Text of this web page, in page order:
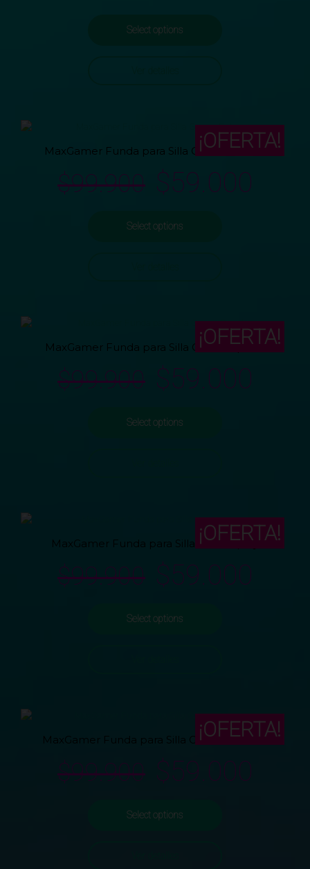
Select options
¡OFERTA!
MaxGamer Funda para Silla Gamer Future
$99.900 $59.000
Select options
¡OFERTA!
MaxGamer Funda para Silla Gamer Speed
$99.900 $59.000
Select options
¡OFERTA!
MaxGamer Funda para Silla Gamer play
$99.900 $59.000
Select options
¡OFERTA!
MaxGamer Funda para Silla Gamer Xtreme
$99.900 $59.000
Select options